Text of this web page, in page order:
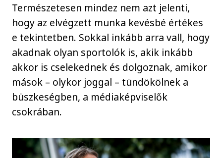
Természetesen mindez nem azt jelenti,
hogy az elvégzett munka kevésbé értékes
e tekintetben. Sokkal inkább arra vall, hogy
akadnak olyan sportolók is, akik inkább
akkor is cselekednek és dolgoznak, amikor
mások – olykor joggal – tündökölnek a
büszkeségben, a médiaképviselők
csokrában.